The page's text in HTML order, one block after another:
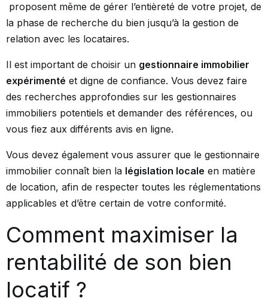
proposent même de gérer l’entièreté de votre projet, de
la phase de recherche du bien jusqu’à la gestion de
relation avec les locataires.
Il est important de choisir un gestionnaire immobilier
expérimenté et digne de confiance. Vous devez faire
des recherches approfondies sur les gestionnaires
immobiliers potentiels et demander des références, ou
vous fiez aux différents avis en ligne.
Vous devez également vous assurer que le gestionnaire
immobilier connaît bien la législation locale en matière
de location, afin de respecter toutes les réglementations
applicables et d’être certain de votre conformité.
Comment maximiser la
rentabilité de son bien
locatif ?